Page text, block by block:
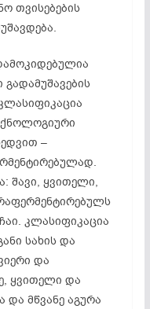
თვისებების
–
შავი, ყვითელი,
კლასიფიკაცია
სახის და
და
ყვითელი და
მწვანე აგურა